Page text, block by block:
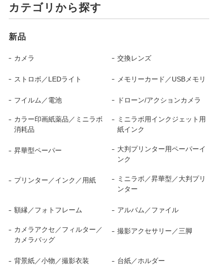
カテゴリから探す
新品
カメラ 交換レンズ
ストロボ／LEDライト メモリーカード／USBメモリ
フイルム／電池 ドローン/アクションカメラ
カラー印画紙薬品／ミニラボ
消耗品
ミニラボ用インクジェット用
紙インク
昇華型ペーパー
大判プリンター用ペーパーイ
ンク
プリンター／インク／用紙
ミニラボ／昇華型／大判プリ
ンター
額縁／フォトフレーム アルバム／ファイル
カメラアクセ／フィルター／
カメラバッグ
撮影アクセサリー／三脚
背景紙／小物／撮影衣装 台紙／ホルダー